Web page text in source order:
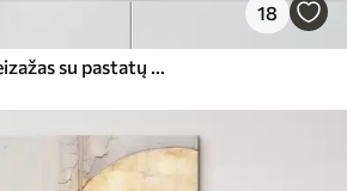
18
Abstraktus miesto peizažas su pastatų atspindžiais vandenyje, sukurtas neutraliais tonais su šiltų atspalvių akcentais